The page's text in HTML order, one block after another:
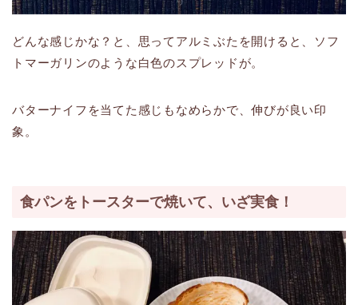
どんな感じかな？と、思ってアルミぶたを開けると、ソフ
トマーガリンのような白色のスプレッドが。
バターナイフを当てた感じもなめらかで、伸びが良い印
象。
食パンをトースターで焼いて、いざ実食！